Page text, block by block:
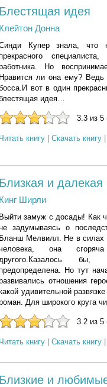
Блестящая идея
Клейтон Донна
Купер знала, что
Но
Нравится ли она ему?
вот в один
идея…
3.3 из 5
Читать книгу Скачать книгу
Близкая и далекая
Кинг Ширли
Выйти замуж с досады! Как
задумываясь о
Бланш Мелвилл. Не в силах
она
Но тут
отношения
удивительной
Для широкого круга
3.2 из 5
Читать книгу Скачать книгу
Близкие и